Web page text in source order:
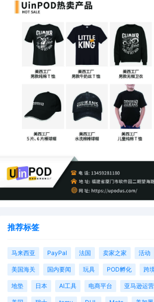
品牌认知植入。
目前，这款人造圣诞树已经获得了超过
500万元的营收。可见品牌的认知营销非常
黑五吸金攻略二：集中爆发，统一内
在经过了海外红人开箱、体验、种草等方式
传达了促销信息后。在临近黑五期间，最好
合作的海外红人统一内容基调，
集中发布折
这些折扣视频合集与专题评测，站在消费
“可以帮我解决什
观看量能达到几万、几十万甚至超百万，对
说，与DC Rainmaker合作不仅可以提升品
精准触达目标用户，增强消费者的购买信心
推荐标签
马来西亚 PayPal 法国 卖家之家 活动
美国海关 国内要闻 玩具 POD孵化 跨
地垫 日本 AI工具 电商平台 亚马逊运营